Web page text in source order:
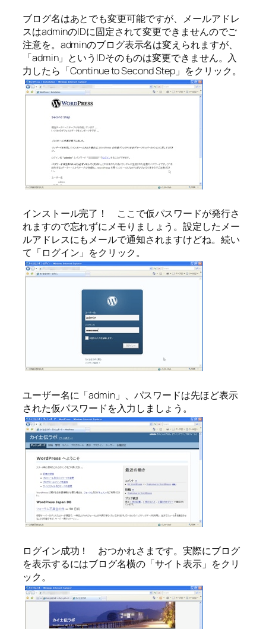
ブログ名はあとでも変更可能ですが、メールアドレ
スはadminのIDに固定されて変更できませんのでご
注意を。adminのブログ表示名は変えられますが、
「admin」というIDそのものは変更できません。入
力したら「Continue to Second Step」をクリック。
インストール完了！ ここで仮パスワードが発行さ
れますので忘れずにメモりましょう。設定したメー
ルアドレスにもメールで通知されますけどね。続い
て「ログイン」をクリック。
ユーザー名に「admin」、パスワードは先ほど表示
された仮パスワードを入力しましょう。
ログイン成功！ おつかれさまです。実際にブログ
を表示するにはブログ名横の「サイト表示」をクリ
ック。